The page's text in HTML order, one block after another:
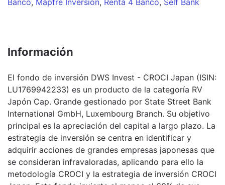
Información
El fondo de inversión DWS Invest - CROCI Japan (ISIN:
LU1769942233) es un producto de la categoría RV
Japón Cap. Grande gestionado por State Street Bank
International GmbH, Luxembourg Branch. Su objetivo
principal es la apreciación del capital a largo plazo. La
estrategia de inversión se centra en identificar y
adquirir acciones de grandes empresas japonesas que
se consideran infravaloradas, aplicando para ello la
metodología CROCI y la estrategia de inversión CROCI